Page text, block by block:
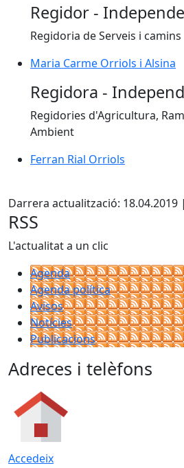
Regidor -
Regidoria de Serveis i camins
Maria Carme Orriols i Alsina
Regidora -
Regidories d'Agricultura,
Ambient
Ferran Rial Orriols
Darrera actualització: 18.04.2019
RSS
L'actualitat a un clic
Agenda
Agenda política
Avisos
Notícies
Publicacions
Adreces i telèfons
Accedeix